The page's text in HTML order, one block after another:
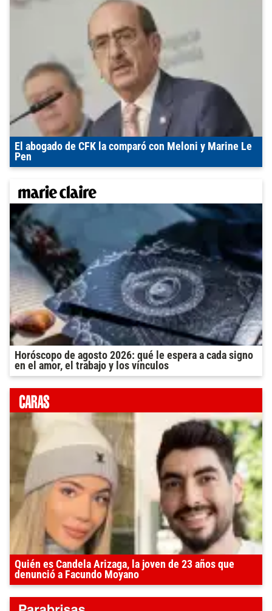
El abogado de CFK la comparó con Meloni y Marine Le
Pen
Horóscopo de agosto 2026: qué le espera a cada signo
en el amor, el trabajo y los vínculos
Quién es Candela Arizaga, la joven de 23 años que
denunció a Facundo Moyano